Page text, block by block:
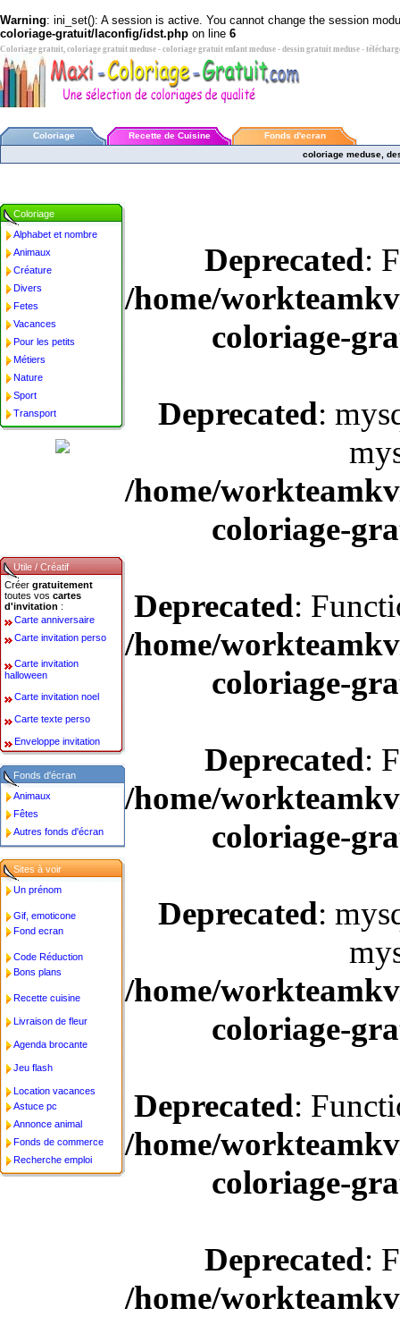
Warning: ini_set(): A session is active. You cannot change the session
coloriage-gratuit/laconfig/idst.php on line 6
Coloriage gratuit, coloriage gratuit meduse - coloriage gratuit enfant meduse - dessin gratuit meduse -
Coloriage Recette de Cuisine
Fonds d'ecran
coloriage meduse,
Deprecated:
/home/
coloriage-
Deprecated:
/home/
coloriage-
Deprecated:
/home/
coloriage-
Deprecated:
/home/
coloriage-
Deprecated:
/home/
coloriage-
Deprecated:
/home/
coloriage-
Deprecated:
/home/
Coloriage
Alphabet et nombre
Animaux
Créature
Divers
Fetes
Vacances
Pour les petits
Métiers
Nature
Sport
Transport
Utile / Créatif
Créer gratuitement
toutes vos cartes
d'invitation :
Carte anniversaire
Carte invitation perso
Carte invitation
halloween
Carte invitation noel
Carte texte perso
Enveloppe invitation
Fonds d'écran
Animaux
Fêtes
Autres fonds d'écran
Sites à voir
Un prénom
Gif, emoticone
Fond ecran
Code Réduction
Bons plans
Recette cuisine
Livraison de fleur
Agenda brocante
Jeu flash
Location vacances
Astuce pc
Annonce animal
Fonds de commerce
Recherche emploi